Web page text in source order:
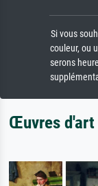
Si vous
couleur, ou
serons
Œuvres d'art